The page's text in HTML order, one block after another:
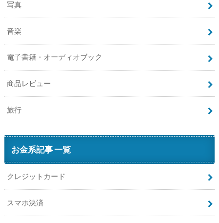
写真
音楽
電子書籍・オーディオブック
商品レビュー
旅行
お金系記事 一覧
クレジットカード
スマホ決済